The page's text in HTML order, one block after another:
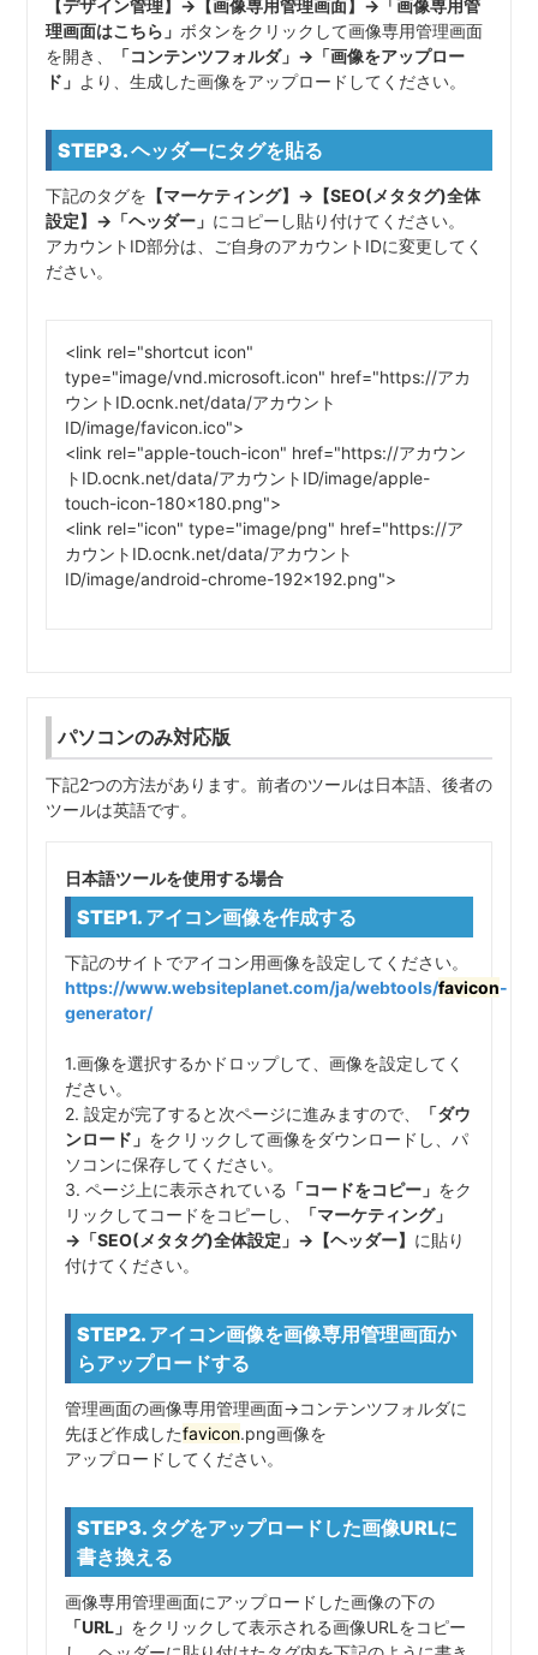
【デザイン管理】→【画像専用管理画面】→「画像専用管
理画面はこちら」 ボタンをクリックして画像専用管理画面
を開き、
「コンテンツフォルダ」→「画像をアップロー
ド」 より、生成した画像をアップロードしてください。
STEP3. ヘッダーにタグを貼る
下記のタグを 【マーケティング】→【SEO(メタタグ)全体
設定】→「ヘッダー」 にコピーし貼り付けてください。
アカウントID部分は、ご自身のアカウントIDに変更してく
ださい。
<link rel="shortcut icon"
type="image/vnd.microsoft.icon" href="https://アカ
ウントID.ocnk.net/data/アカウント
ID/image/favicon.ico">
<link rel="apple-touch-icon" href="https://アカウン
トID.ocnk.net/data/アカウントID/image/apple-
touch-icon-180x180.png">
<link rel="icon" type="image/png" href="https://ア
カウントID.ocnk.net/data/アカウント
ID/image/android-chrome-192x192.png">
パソコンのみ対応版
下記2つの方法があります。前者のツールは日本語、後者の
ツールは英語です。
日本語ツールを使用する場合
STEP1. アイコン画像を作成する
下記のサイトでアイコン用画像を設定してください。
https://www.websiteplanet.com/ja/webtools/favicon-
generator/
1.画像を選択するかドロップして、画像を設定してく
ださい。
2. 設定が完了すると次ページに進みますので、
「ダウ
ンロード」 をクリックして画像をダウンロードし、パ
ソコンに保存してください。
3. ページ上に表示されている 「コードをコピー」 をク
リックしてコードをコピーし、
「マーケティング」
→「SEO(メタタグ)全体設定」→【ヘッダー】 に貼り
付けてください。
STEP2. アイコン画像を画像専用管理画面か
らアップロードする
管理画面の画像専用管理画面→コンテンツフォルダに
先ほど作成したfavicon.png画像を
アップロードしてください。
STEP3. タグをアップロードした画像URLに
書き換える
画像専用管理画面にアップロードした画像の下の
「URL」 をクリックして表示される画像URLをコピー